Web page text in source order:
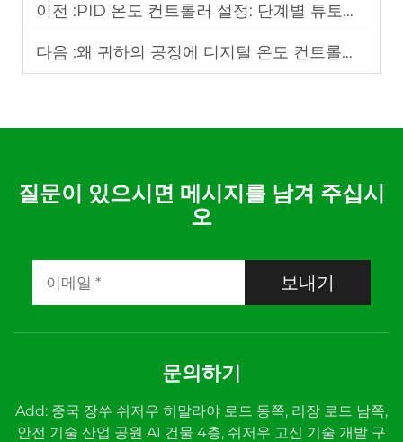
이전 :PID 온도 컨트롤러 설정: 단계별 튜토리얼
다음 :왜 귀하의 공정에 디지털 온도 컨트롤러가 필요한가?
질문이 있으시면 메시지를 남겨 주십시
오
보내기
문의하기
Add: 중국 장쑤 쉬저우 히말라야 로드 동쪽, 리장 로드 남쪽,
안전 기술 산업 공원 A1 건물 4층, 쉬저우 고신 기술 개발 구